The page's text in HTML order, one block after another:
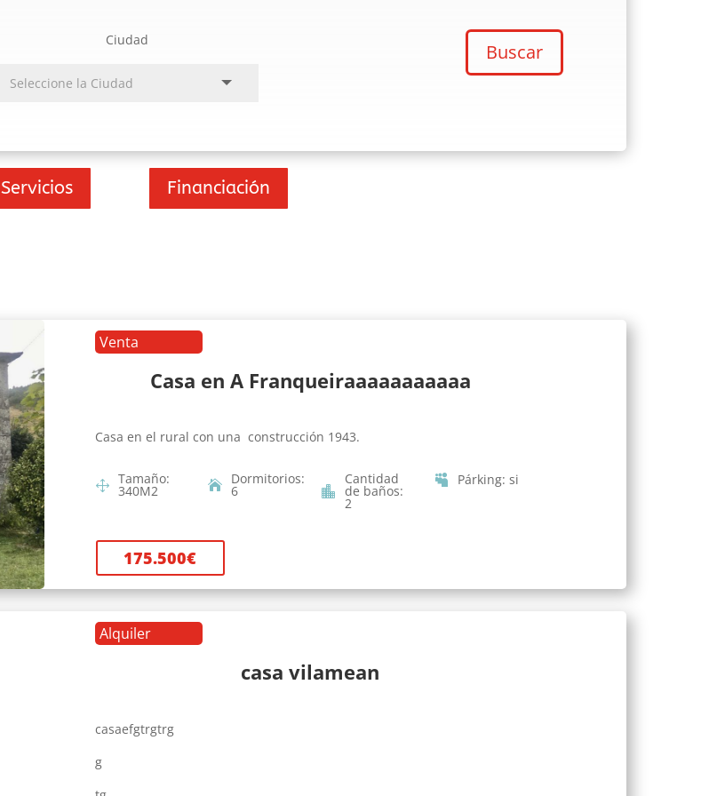
Ciudad
Buscar
Servicios Financiación
Venta
Casa en A Franqueiraaaaaaaaaaa
Casa en el rural con una construcción 1943.
Tamaño:
340M2
Dormitorios:
6
Cantidad
de baños:
2
Párking:si
175.500€
Alquiler
casa vilamean
casaefgtrgtrg
g